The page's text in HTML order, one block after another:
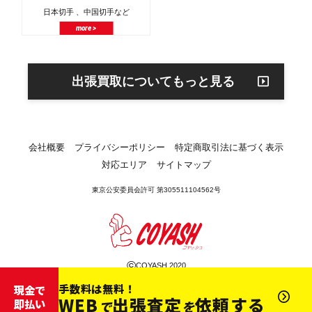
日本切手 、中国切手など
more >
出張買取についてもっと見る
会社概要 プライバシーポリシー
特定商取引法に基づく表示
対応エリア
サイトマップ
東京公安委員会許可 第305511104562号
©COYASH 2020
現金で
即払い
手数料は無料！
WEB で出張査定を依頼する